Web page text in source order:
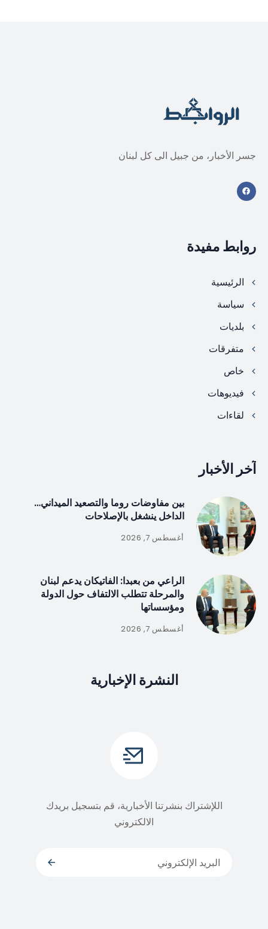
جسر الأخبار، من جبيل الى كل لبنان
روابط مفيدة
الرئيسية
سياسة
بلديات
متفرقات
خاص
فيديوهات
لقاءات
آخر الأخبار
بين مفاوضات روما والتصعيد الميداني…
الداخل ينشغل بالإصلاحات
أغسطس 7, 2026
الراعي من بعبدا: الفاتيكان يدعم لبنان
والمرحلة تتطلب الالتفاف حول الدولة
ومؤسساتها
أغسطس 7, 2026
النشرة الإخبارية
اللإشتراك بنشرتنا الأخبارية، قم بتسجيل بريدك
الالكتروني